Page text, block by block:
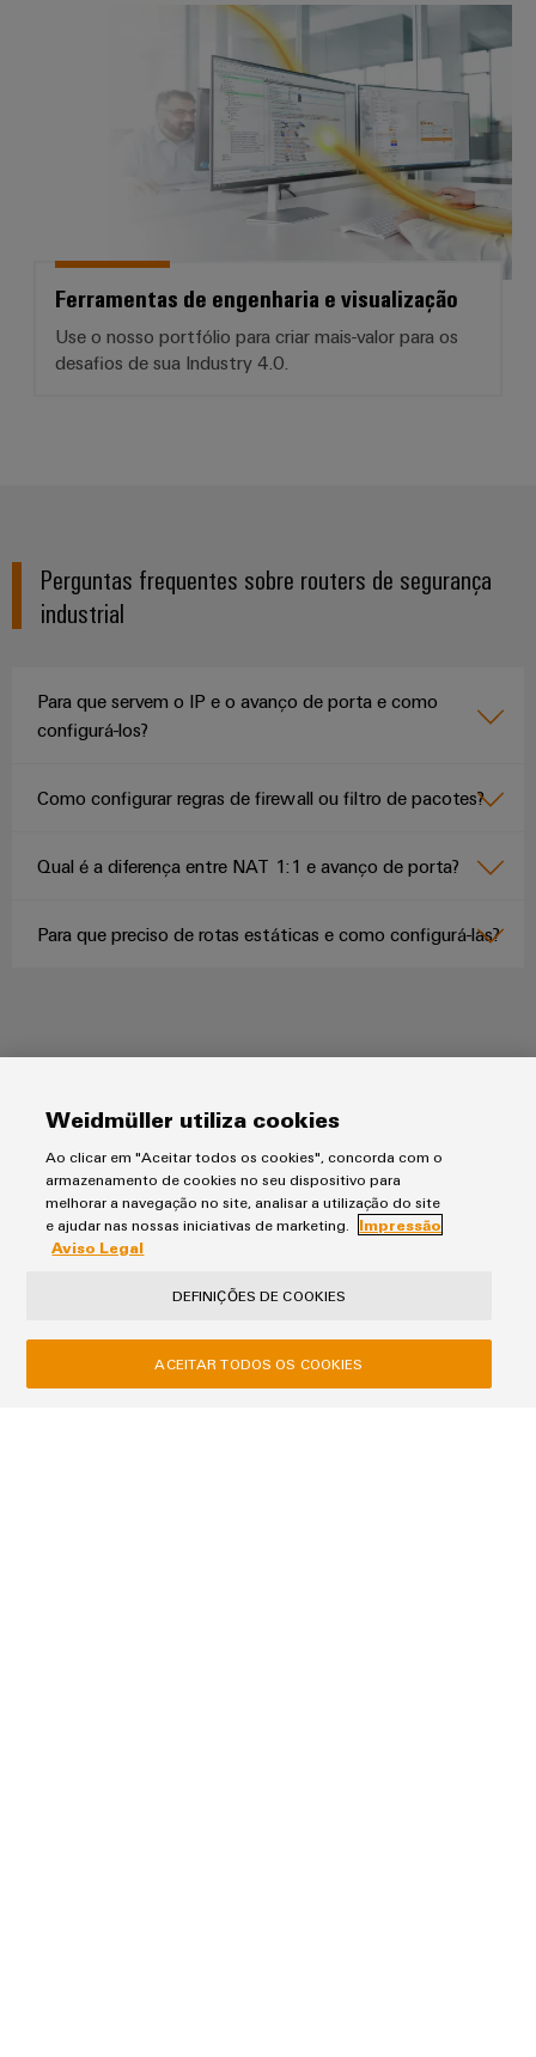
Ferramentas de engenharia e
Ferramentas de engenharia e visualização
Use o nosso portfólio para criar mais-valor para os
desafios de sua Industry 4.0.
Perguntas frequentes sobre routers de segurança
industrial
Para que servem o IP e o avanço de porta e como
configurá-los?
Como configurar regras de firewall ou filtro de pacotes?
Qual é a diferença entre NAT 1:1 e avanço de porta?
Para que preciso de rotas estáticas e como configurá-las?
Catálogo de produtos
Catálogo de Ethernet industrial
46,0 MB
Folheto de informações do produto
17,0 MB
Weidmüller utiliza cookies
Ao clicar em "Aceitar todos os cookies", concorda com o
armazenamento de cookies no seu dispositivo para
melhorar a navegação no site, analisar a utilização do site
e ajudar nas nossas iniciativas de marketing.
Impressão
Aviso Legal
DEFINIÇÕES DE COOKIES
ACEITAR TODOS OS COOKIES